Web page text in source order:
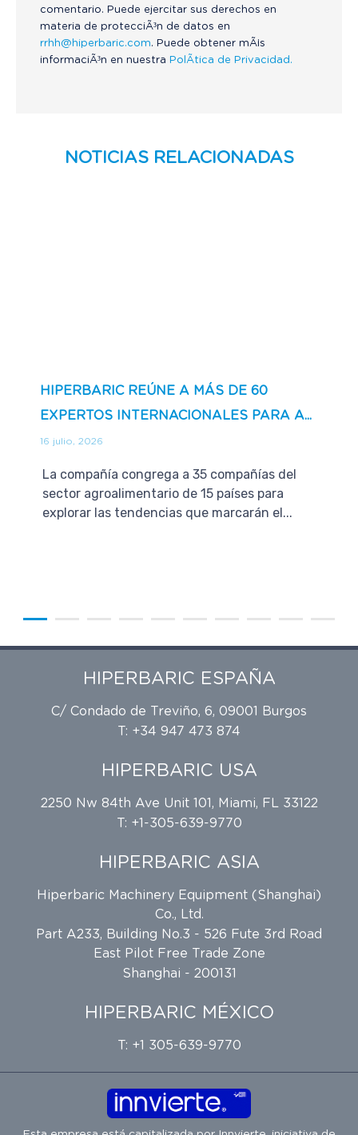
comentario. Puede ejercitar sus derechos en
materia de protecciÃ³n de datos en
rrhh@hiperbaric.com. Puede obtener mÃ¡s
informaciÃ³n en nuestra PolÃ­tica de Privacidad.
NOTICIAS RELACIONADAS
HIPERBARIC REÚNE A MÁS DE 60
EXPERTOS INTERNACIONALES PARA A...
16 julio, 2026
La compañía congrega a 35 compañías del
sector agroalimentario de 15 países para
explorar las tendencias que marcarán el...
HIPERBARIC ESPAÑA
C/ Condado de Treviño, 6, 09001 Burgos
T: +34 947 473 874
HIPERBARIC USA
2250 Nw 84th Ave Unit 101, Miami, FL 33122
T: +1-305-639-9770
HIPERBARIC ASIA
Hiperbaric Machinery Equipment (Shanghai)
Co., Ltd.
Part A233, Building No.3 - 526 Fute 3rd Road
East Pilot Free Trade Zone
Shanghai - 200131
HIPERBARIC MÉXICO
T: +1 305-639-9770